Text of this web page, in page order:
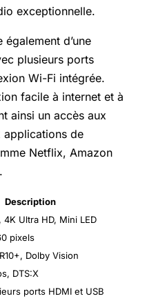
exceptionnelle.
d’une
plusieurs ports
Wi-Fi intégrée.
facile à internet et à
ainsi un accès aux
applications de
Netflix, Amazon
Description
Ultra HD, Mini LED
pixels
Dolby Vision
DTS:X
ports HDMI et USB